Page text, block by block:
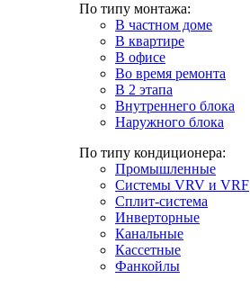
По типу монтажа:
В частном доме
В квартире
В офисе
Во время ремонта
В 2 этапа
Внутреннего блока
Наружного блока
По типу кондиционера:
Промышленные
Системы VRV и VRF
Сплит-система
Инверторные
Канальные
Кассетные
Фанкойлы